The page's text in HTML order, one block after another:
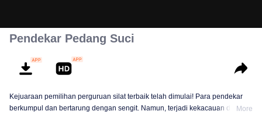
Pendekar Pedang Suci
Kejuaraan pemilihan perguruan silat terbaik telah dimulai! Para pendekar
berkumpul dan bertarung dengan sengit. Namun, terjadi kekacauan dalamMore